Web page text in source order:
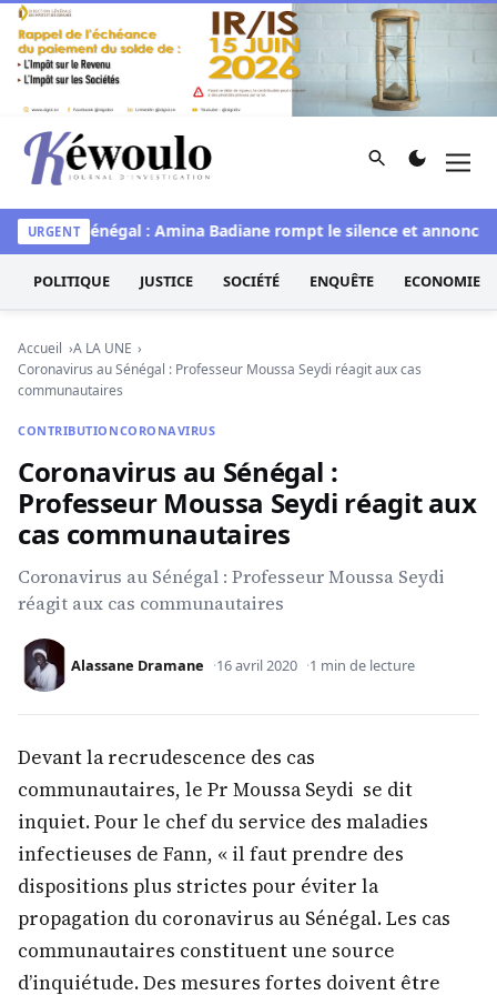
Aller au contenu
Kéwoulo, le premier site d'information et d'investigation
Rechercher
URGENT
Miss Sénégal : Amina Badiane rompt le silence et annonce
POLITIQUE JUSTICE SOCIÉTÉ ENQUÊTE ECONOMIE
Accueil
A LA UNE
Coronavirus au Sénégal : Professeur Moussa Seydi réagit aux cas
communautaires
CONTRIBUTIONCORONAVIRUS
Coronavirus au Sénégal :
Professeur Moussa Seydi réagit aux
cas communautaires
Coronavirus au Sénégal : Professeur Moussa Seydi
réagit aux cas communautaires
Alassane Dramane 16 avril 2020 1 min de lecture
Devant la recrudescence des cas
communautaires, le Pr Moussa Seydi se dit
inquiet. Pour le chef du service des maladies
infectieuses de Fann, « il faut prendre des
dispositions plus strictes pour éviter la
propagation du coronavirus au Sénégal. Les cas
communautaires constituent une source
d’inquiétude. Des mesures fortes doivent être